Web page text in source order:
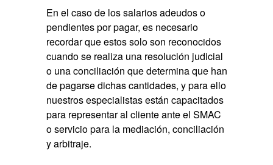
En el caso de los salarios adeudos o
pendientes por pagar, es necesario
recordar que estos solo son reconocidos
cuando se realiza una resolución judicial
o una conciliación que determina que han
de pagarse dichas cantidades, y para ello
nuestros especialistas están capacitados
para representar al cliente ante el SMAC
o servicio para la mediación, conciliación
y arbitraje.